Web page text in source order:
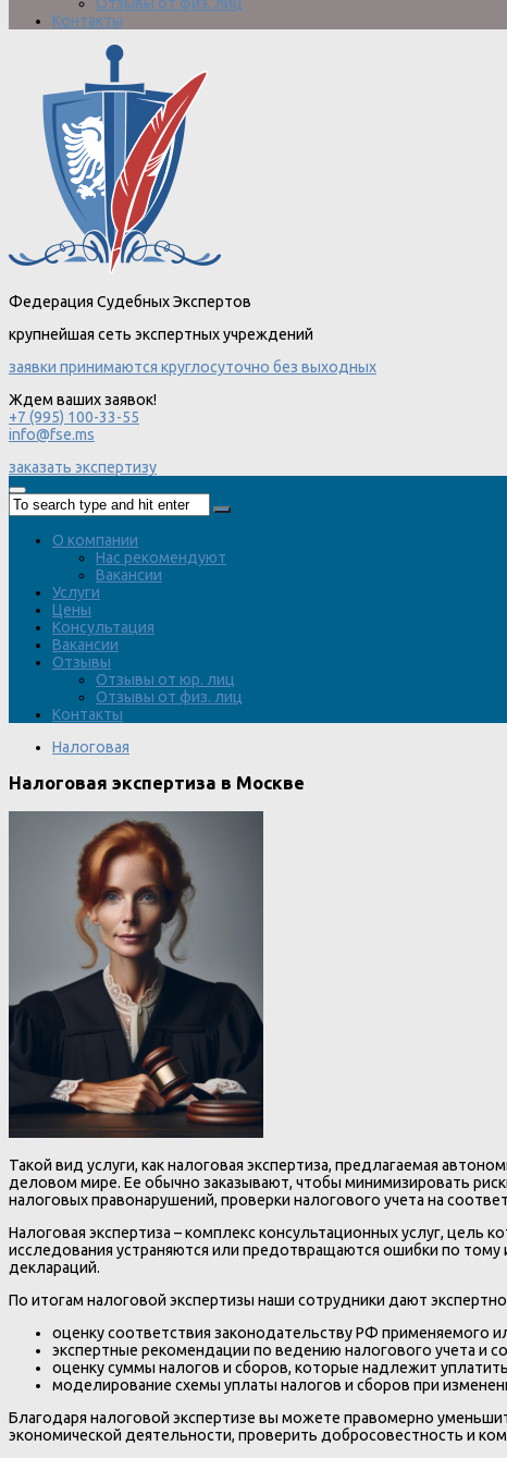
Отзывы от физ. лиц
Контакты
Федерация Судебных Экспертов
крупнейшая сеть экспертных учреждений
заявки принимаются круглосуточно без выходных
Ждем ваших заявок!
+7 (995) 100-33-55
info@fse.ms
заказать экспертизу
О компании
Нас рекомендуют
Вакансии
Услуги
Цены
Консультация
Вакансии
Отзывы
Отзывы от юр. лиц
Отзывы от физ. лиц
Контакты
Налоговая
Налоговая экспертиза в Москве
Такой вид услуги, как налоговая экспертиза, предлагаемая
деловом мире. Ее обычно заказывают, чтобы минимизировать
налоговых правонарушений, проверки налогового учета на
Налоговая экспертиза – комплекс консультационных услуг,
исследования устраняются или предотвращаются ошибки по тому
деклараций.
По итогам налоговой экспертизы наши сотрудники дают
оценку соответствия законодательству РФ применяемого
экспертные рекомендации по ведению налогового учета и
оценку суммы налогов и сборов, которые надлежит
моделирование схемы уплаты налогов и сборов при
Благодаря налоговой экспертизе вы можете правомерно
экономической деятельности, проверить добросовестность и